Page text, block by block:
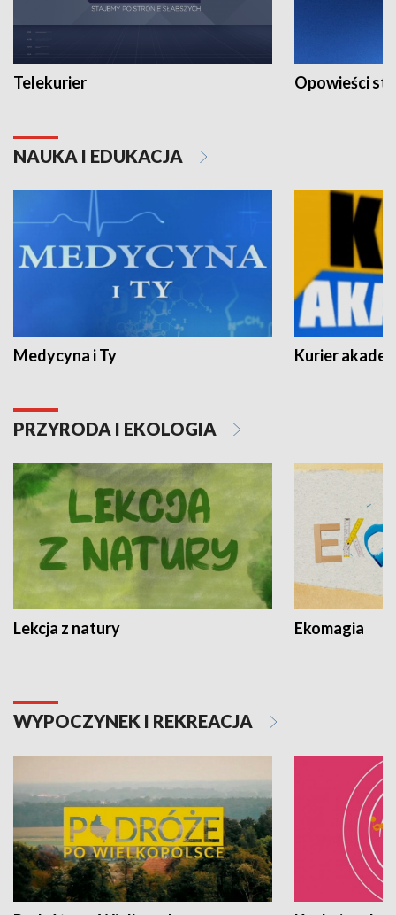
Telekurier Opowieści
NAUKA I EDUKACJA
Medycyna i Ty Kurier
PRZYRODA I EKOLOGIA
Lekcja z natury Ekomagia
WYPOCZYNEK I REKREACJA